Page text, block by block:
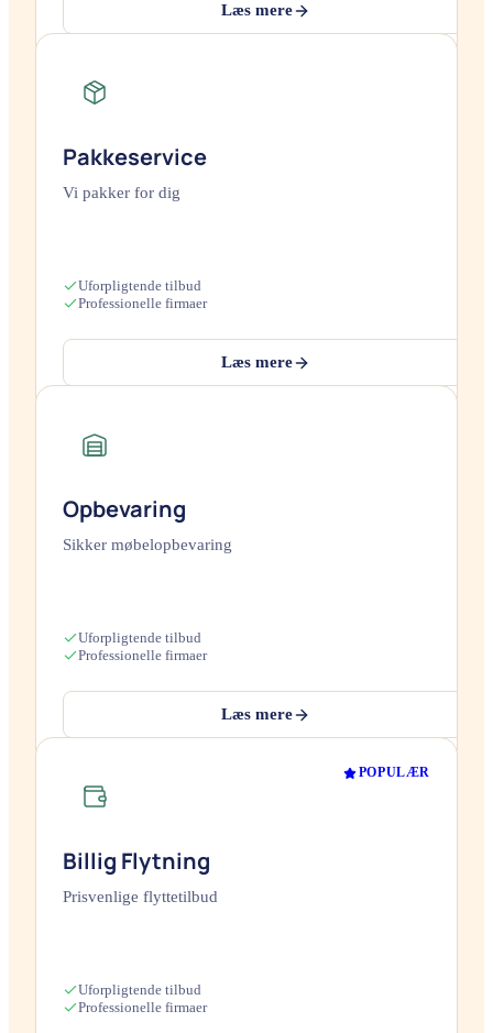
Læs mere
Pakkeservice
Vi pakker for dig
Uforpligtende tilbud
Professionelle firmaer
Læs mere
Opbevaring
Sikker møbelopbevaring
Uforpligtende tilbud
Professionelle firmaer
Læs mere
POPULÆR
Billig Flytning
Prisvenlige flyttetilbud
Uforpligtende tilbud
Professionelle firmaer